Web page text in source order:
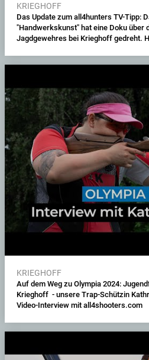
KRIEGHOFF
Das Update zum all4hunters TV-Tipp:
"Handwerkskunst" hat eine Doku über
Jagdgewehres bei Krieghoff gedreht.
KRIEGHOFF
Auf dem Weg zu Olympia 2024:
Krieghoff - unsere Trap-Schützin
Video-Interview mit all4shooters.com